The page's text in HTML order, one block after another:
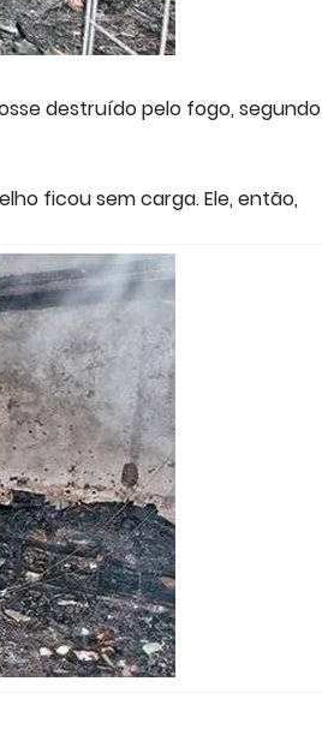
destruído pelo fogo, segundo
ficou sem carga. Ele, então,